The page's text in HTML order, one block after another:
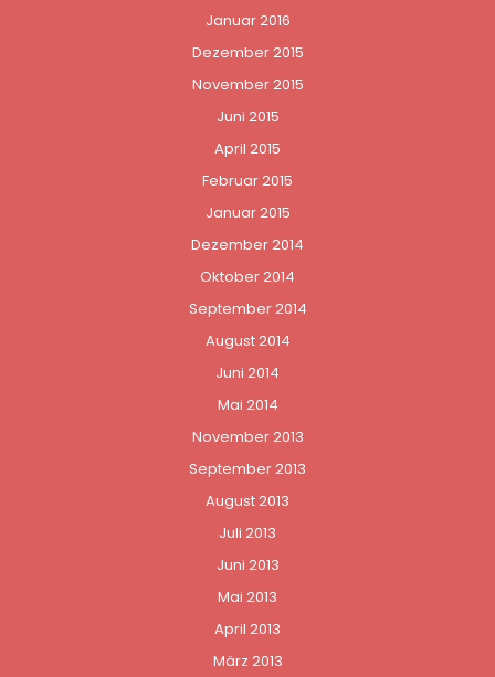
Januar 2016
Dezember 2015
November 2015
Juni 2015
April 2015
Februar 2015
Januar 2015
Dezember 2014
Oktober 2014
September 2014
August 2014
Juni 2014
Mai 2014
November 2013
September 2013
August 2013
Juli 2013
Juni 2013
Mai 2013
April 2013
März 2013